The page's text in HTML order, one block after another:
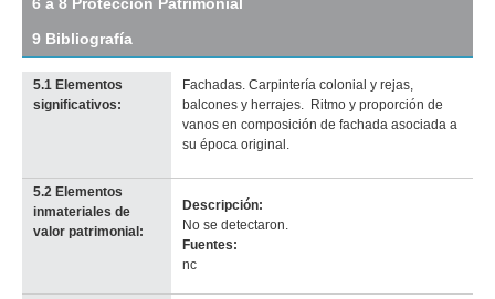
original
Maciel (Ma 2)
Anterior Pausa Siguiente
6 a 8 Protección Patrimonial
9 Bibliografía
5.1 Elementos
significativos:
Fachadas. Carpintería colonial y rejas,
balcones y herrajes. Ritmo y proporción de
vanos en composición de fachada asociada a
su época original.
5.2 Elementos
inmateriales de
valor patrimonial:
Descripción:
No se detectaron.
Fuentes:
nc